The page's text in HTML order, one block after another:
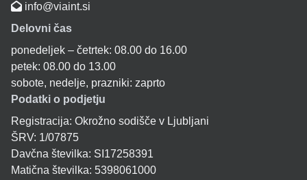
info@viaint.si
Delovni čas
ponedeljek – četrtek: 08.00 do 16.00
petek: 08.00 do 13.00
sobote, nedelje, prazniki: zaprto
Podatki o podjetju
Registracija: Okrožno sodišče v Ljubljani
ŠRV: 1/07875
Davčna številka: SI17258391
Matična številka: 5398061000